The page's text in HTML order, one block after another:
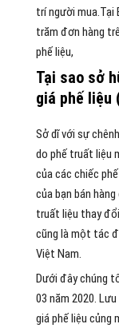
tríngười mua.Tại
trăm đơn hàng
phếliệu,
Tại sao sở
giá phếliệu
Sở dĩvới sự
do phế truất liệu
củacác chiếc
của bạn bán hàng
truất liệu thay đổi
cũng làmột tác
Việt Nam.
Dưới đây chúng
03 năm 2020.
giáphếliệu củng